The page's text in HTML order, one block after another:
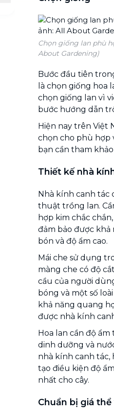
Chọn giống lan phù
About Gardening)
Bước đầu tiên
là chọn giống hoa
chọn giống lan vì
bước hướng dẫn
Hiện nay trên Việt
chọn cho phù hợp
bạn cần tham
Thiết kế nhà
Nhà kính canh
thuật trồng lan.
hợp kim chắc
đảm bảo được
bón và độ ẩm cao.
Mái che sử dụng
màng che có độ
cầu của người
bóng và một số
khả năng quang
được nhà kính
Hoa lan cần độ
dinh dưỡng và
nhà kính canh
tạo điều kiện độ
nhất cho cây.
Chuẩn bị giá thể